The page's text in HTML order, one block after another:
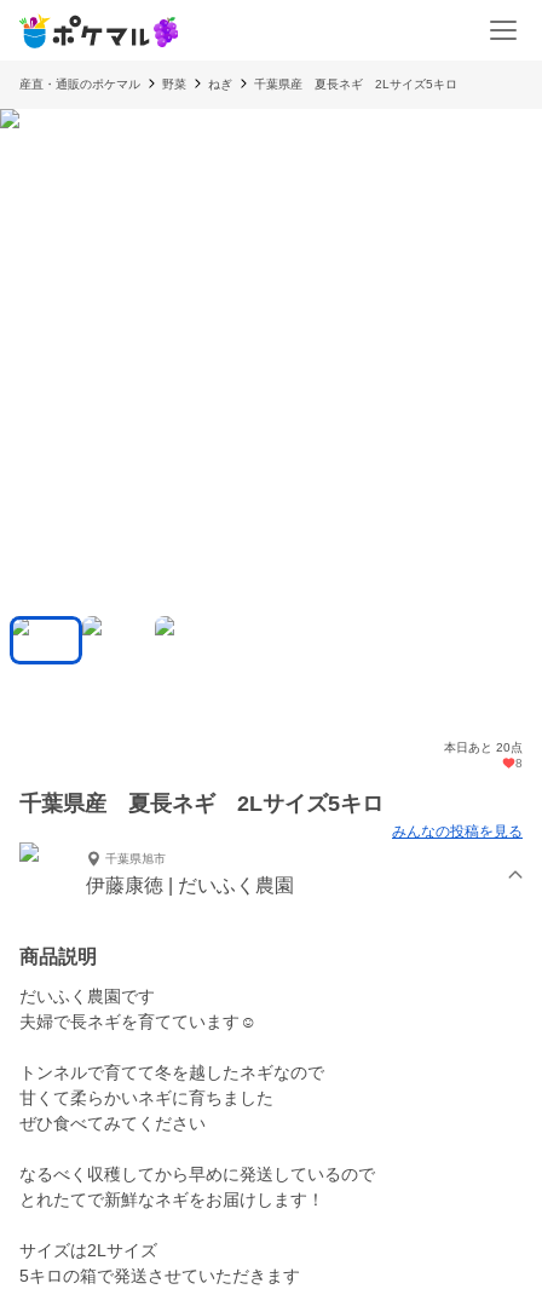
産直・通販のポケマル 野菜 ねぎ 千葉県産 夏長ネギ 2Lサイズ5キロ
本日あと 20点
8
千葉県産 夏長ネギ 2Lサイズ5キロ
みんなの投稿を見る
千葉県旭市
伊藤康徳 | だいふく農園
商品説明
だいふく農園です
夫婦で長ネギを育てています☺︎
トンネルで育てて冬を越したネギなので
甘くて柔らかいネギに育ちました
ぜひ食べてみてください
なるべく収穫してから早めに発送しているので
とれたてで新鮮なネギをお届けします！
サイズは2Lサイズ
5キロの箱で発送させていただきます